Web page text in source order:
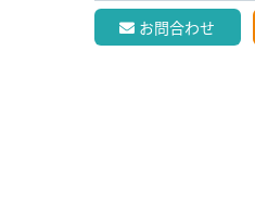
お問合わせ